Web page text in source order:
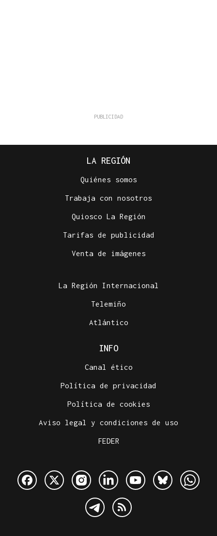
LA REGIÓN
Quiénes somos
Trabaja con nosotros
Quiosco La Región
Tarifas de publicidad
Venta de imágenes
La Región Internacional
Telemiño
Atlántico
INFO
Canal ético
Política de privacidad
Política de cookies
Aviso legal y condiciones de uso
FEDER